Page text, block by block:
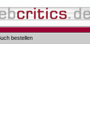
bestellen